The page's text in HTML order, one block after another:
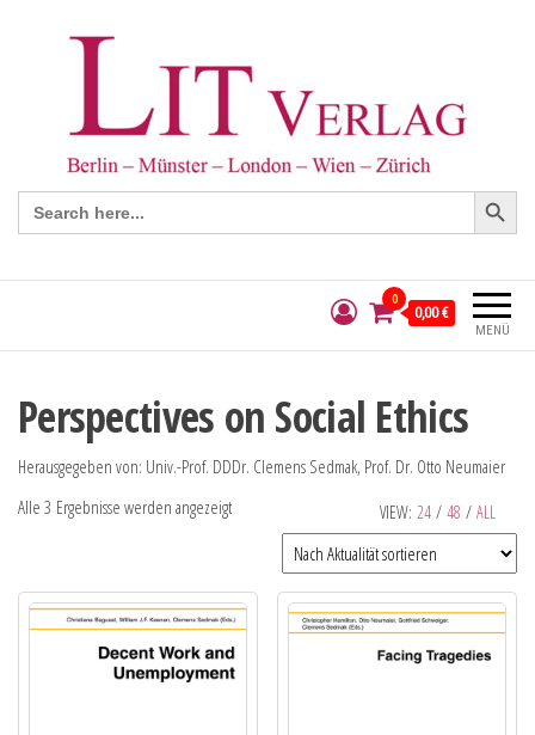
Search
for:
Search Button
MENÜ
0
0,00 €
Perspectives on Social Ethics
Herausgegeben von: Univ.-Prof. DDDr. Clemens Sedmak, Prof. Dr. Otto Neumaier
VIEW: 24 / 48 / ALL
Alle 3 Ergebnisse werden angezeigt